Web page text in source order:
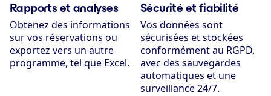
Rapports et analyses
Obtenez des informations
sur vos réservations ou
exportez vers un autre
programme, tel que Excel.
Sécurité et fiabilité
Vos données sont
sécurisées et stockées
conformément au RGPD,
avec des sauvegardes
automatiques et une
surveillance 24/7.